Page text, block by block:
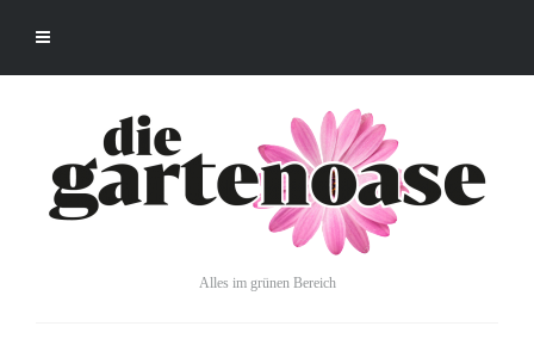
Alles im grünen Bereich